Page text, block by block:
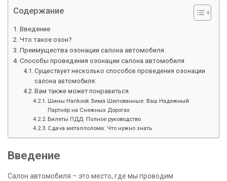
Содержание
Введение
Что такое озон?
Преимущества озонации салона автомобиля
Способы проведения озонации салона автомобиля
Существует несколько способов проведения озонации
салона автомобиля:
Вам также может понравиться
Шины Hankook Зима Шипованные: Ваш Надежный
Партнёр на Снежных Дорогах
Билеты ПДД: Полное руководство
Сдача металлолома: Что нужно знать
Введение
Салон автомобиля – это место, где мы проводим